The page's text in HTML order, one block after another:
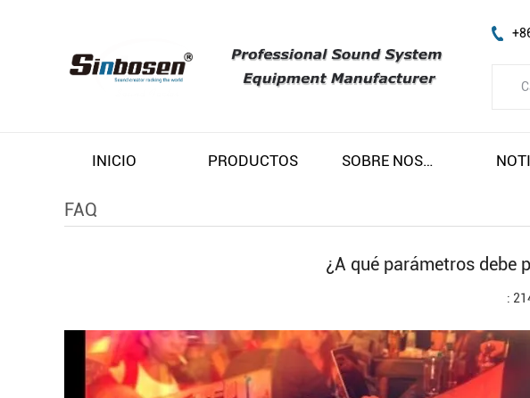
INICIO PRODUCTOS SOBRE NOSOTROS
FAQ
¿A qué parámetros debe
: